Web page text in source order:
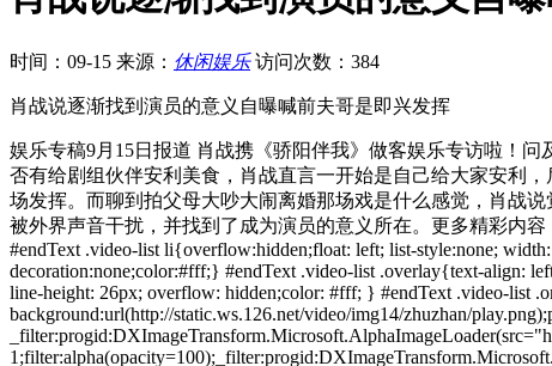
时间：09-15 来源： 休闲娱乐 访问次数：384
肖战说逐渐找到演员的意义自曝喊前夫哥是即兴发挥
娱乐专稿9月15日报道 肖战携《骄阳伴我》做客娱乐专访啦！
否有给剧组伙伴安利美食，肖战直言一开始是自己给大家安利
场发挥。而聊到拍父母大吵大闹离婚那场戏是什么感觉，肖战
被外界声音干扰，并找到了成为演员的意义所在。更多精彩内容
#endText .video-list li{overflow:hidden;float: left; list-style:none;
decoration:none;color:#fff;} #endText .video-list .overlay{text-align:
line-height: 26px; overflow: hidden;color: #fff; } #endText .video-list
background:url(http://static.ws.126.net/video/img14/zhuzhan/